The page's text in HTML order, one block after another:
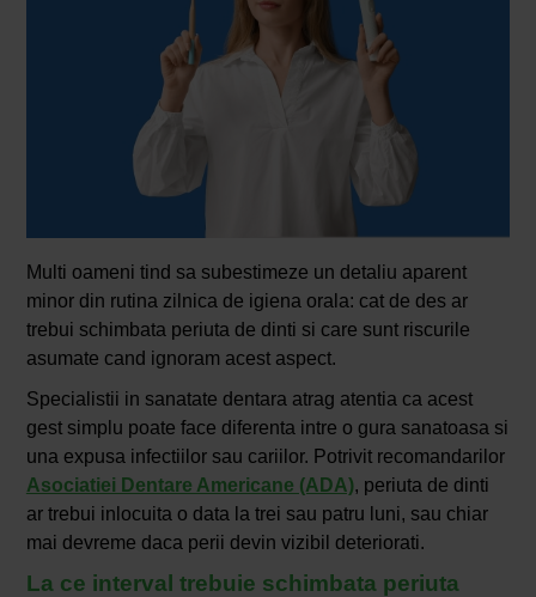
Multi oameni tind sa subestimeze un detaliu aparent
minor din rutina zilnica de igiena orala: cat de des ar
trebui schimbata periuta de dinti si care sunt riscurile
asumate cand ignoram acest aspect.
Specialistii in sanatate dentara atrag atentia ca acest
gest simplu poate face diferenta intre o gura sanatoasa si
una expusa infectiilor sau cariilor. Potrivit recomandarilor
Asociatiei Dentare Americane (ADA), periuta de dinti
ar trebui inlocuita o data la trei sau patru luni, sau chiar
mai devreme daca perii devin vizibil deteriorati.
La ce interval trebuie schimbata periuta